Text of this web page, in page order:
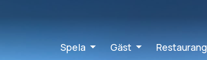
Spela Gäst Restaurang